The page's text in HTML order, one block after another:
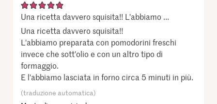
Una ricetta davvero squisita!! L'abbiamo ...
Una ricetta davvero squisita!!
L'abbiamo preparata con pomodorini freschi
invece che sott'olio e con un altro tipo di
formaggio.
E l'abbiamo lasciata in forno circa 5 minuti in più.
(traduzione automatica)